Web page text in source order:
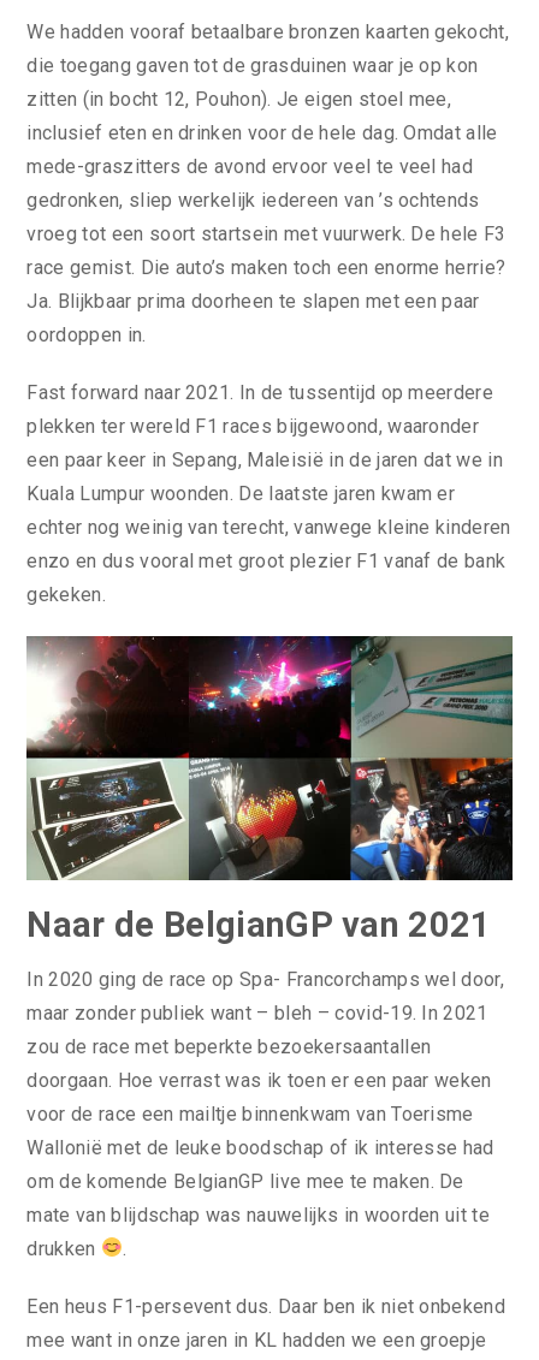
We hadden vooraf betaalbare bronzen kaarten gekocht,
die toegang gaven tot de grasduinen waar je op kon
zitten (in bocht 12, Pouhon). Je eigen stoel mee,
inclusief eten en drinken voor de hele dag. Omdat alle
mede-graszitters de avond ervoor veel te veel had
gedronken, sliep werkelijk iedereen van ’s ochtends
vroeg tot een soort startsein met vuurwerk. De hele F3
race gemist. Die auto’s maken toch een enorme herrie?
Ja. Blijkbaar prima doorheen te slapen met een paar
oordoppen in.
Fast forward naar 2021. In de tussentijd op meerdere
plekken ter wereld F1 races bijgewoond, waaronder
een paar keer in Sepang, Maleisië in de jaren dat we in
Kuala Lumpur woonden. De laatste jaren kwam er
echter nog weinig van terecht, vanwege kleine kinderen
enzo en dus vooral met groot plezier F1 vanaf de bank
gekeken.
Naar de BelgianGP van 2021
In 2020 ging de race op Spa- Francorchamps wel door,
maar zonder publiek want – bleh – covid-19. In 2021
zou de race met beperkte bezoekersaantallen
doorgaan. Hoe verrast was ik toen er een paar weken
voor de race een mailtje binnenkwam van Toerisme
Wallonië met de leuke boodschap of ik interesse had
om de komende BelgianGP live mee te maken. De
mate van blijdschap was nauwelijks in woorden uit te
drukken
Een heus F1-persevent dus. Daar ben ik niet onbekend
mee want in onze jaren in KL hadden we een groepje